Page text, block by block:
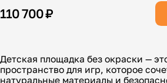
110 700 ₽
Детская площадка без окраски —
пространство для игр, которое
натуральные материалы и